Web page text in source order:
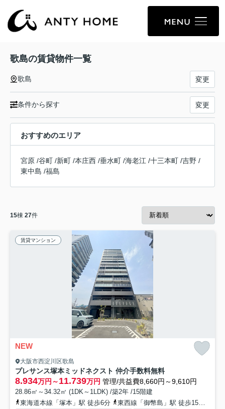
歌島の賃貸物件一覧
歌島 変更
条件から探す 変更
おすすめのエリア
宮原 /谷町 /新町 /本庄西 /垂水町 /海老江 /十三本町 /吉野 /
東中島 /福島
15棟 27件
賃貸マンション
NEW
大阪市西淀川区歌島
プレサンス塚本ミッドネクスト 仲介手数料無料
8.934万円～11.739万円 管理/共益費8,660円～9,610円
28.86㎡～34.32㎡ (1DK～1LDK) /築2年 /15階建
東海道本線「塚本」駅 徒歩6分
東西線「御幣島」駅 徒歩15分